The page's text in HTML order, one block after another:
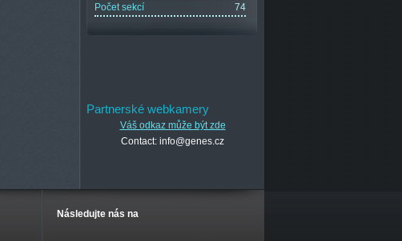
Počet sekcí
74
Partnerské webkamery
Váš odkaz může být zde
Contact: info@genes.cz
Následujte nás na